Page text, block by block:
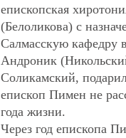
епископская
(Белоликова) с
Салмасскую кафедру
Андроник
Соликамский,
епископ Пимен не
года жизни.
Через год епископа